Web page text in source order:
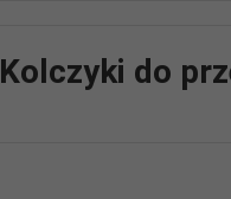
Kolczyki do